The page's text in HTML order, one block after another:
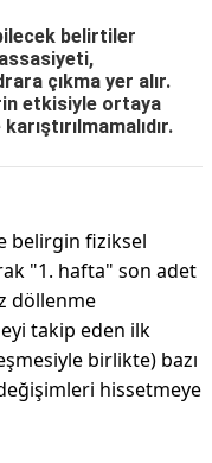
belirtiler
çıkma yer alır.
etkisiyle ortaya
belirgin fiziksel
"1. hafta" son adet
döllenme
takip eden ilk
birlikte) bazı
hissetmeye